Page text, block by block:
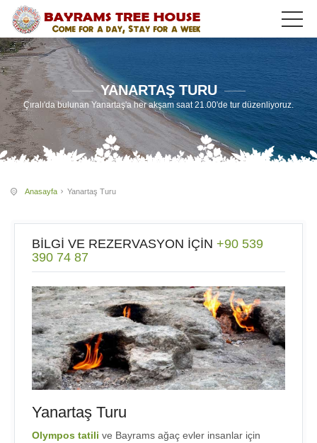
YANARTAŞ TURU
Çıralı'da bulunan Yanartaş'a her akşam saat 21.00'de tur düzenliyoruz.
Anasayfa Yanartaş Turu
BİLGİ VE REZERVASYON İÇİN +90 539
390 74 87
Yanartaş Turu
Olympos tatili ve Bayrams ağaç evler insanlar için